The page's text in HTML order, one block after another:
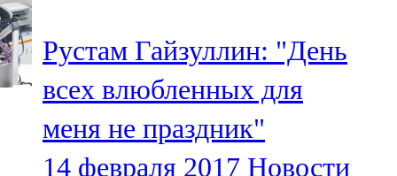
Нурлат
104,7 FM
Олы Әтнә
Рустам Гайзуллин: "День
всех влюбленных для
меня не праздник"
14 февраля 2017 Новости